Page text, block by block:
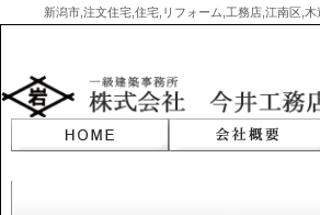
新潟市,注文住宅,住宅,リフォーム,工務店,江南区,
content